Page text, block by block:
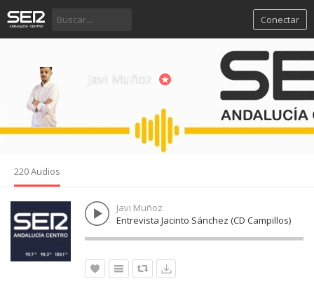
Conectar
Javi Muñoz
220 Audios
Javi Muñoz
Entrevista Jacinto Sánchez (CD Campillos)